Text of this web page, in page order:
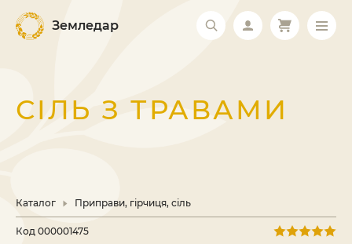
Земледар
СІЛЬ З ТРАВАМИ
Каталог Приправи, гірчиця, сіль
Код 000001475